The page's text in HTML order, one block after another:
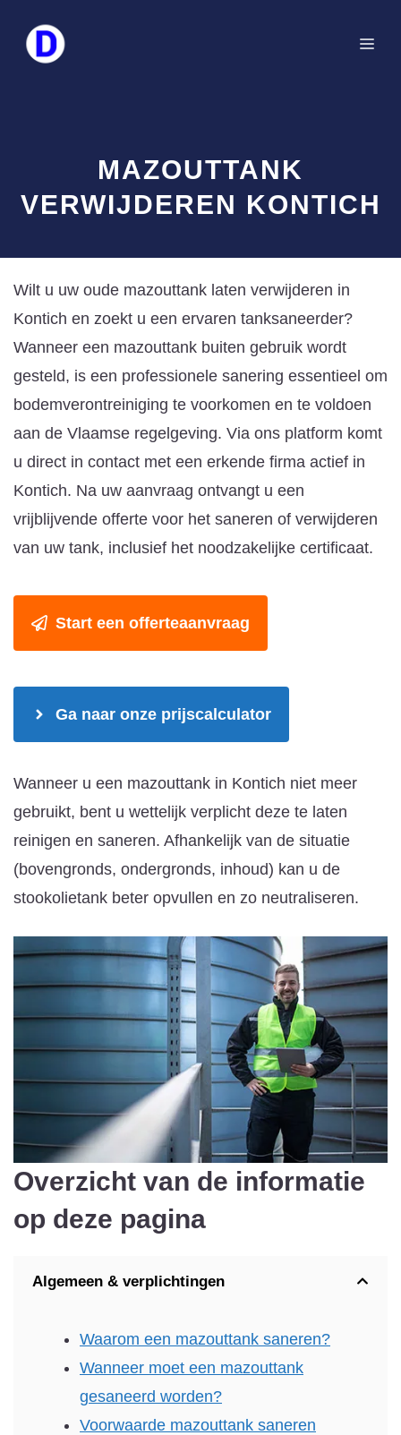
naar
MAZOUTTANK
VERWIJDEREN KONTICH
Wilt u uw oude mazouttank laten verwijderen in
Kontich en zoekt u een ervaren tanksaneerder?
Wanneer een mazouttank buiten gebruik wordt
gesteld, is een professionele sanering essentieel om
bodemverontreiniging te voorkomen en te voldoen
aan de Vlaamse regelgeving. Via ons platform komt
u direct in contact met een erkende firma actief in
Kontich. Na uw aanvraag ontvangt u een
vrijblijvende offerte voor het saneren of verwijderen
van uw tank, inclusief het noodzakelijke certificaat.
Start een offerteaanvraag
Ga naar onze prijscalculator
Wanneer u een mazouttank in Kontich niet meer
gebruikt, bent u wettelijk verplicht deze te laten
reinigen en saneren. Afhankelijk van de situatie
(bovengronds, ondergronds, inhoud) kan u de
stookolietank beter opvullen en zo neutraliseren.
Overzicht van de informatie
op deze pagina
Algemeen & verplichtingen
Waarom een mazouttank saneren?
Wanneer moet een mazouttank
gesaneerd worden?
Voorwaarde mazouttank saneren